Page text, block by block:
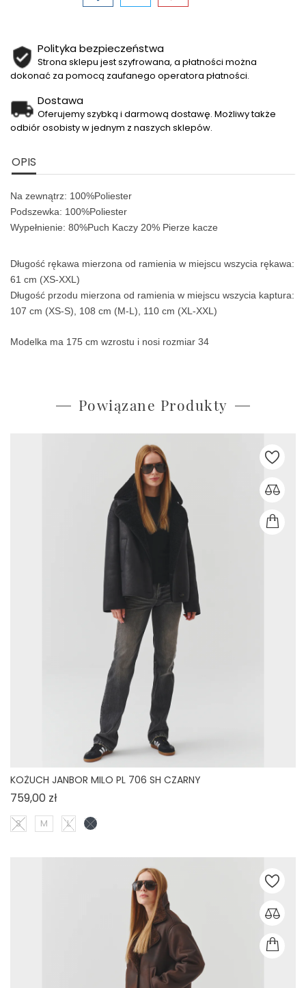
Polityka bezpieczeństwa
Strona sklepu jest szyfrowana, a płatności można
dokonać za pomocą zaufanego operatora płatności.
Dostawa
Oferujemy szybką i darmową dostawę. Możliwy także
odbiór osobisty w jednym z naszych sklepów.
OPIS
Na zewnątrz: 100%Poliester
Podszewka: 100%Poliester
Wypełnienie: 80%Puch Kaczy 20% Pierze kacze
Długość rękawa mierzona od ramienia w miejscu wszycia rękawa:
61 cm (XS-XXL)
Długość przodu mierzona od ramienia w miejscu wszycia kaptura:
107 cm (XS-S), 108 cm (M-L), 110 cm (XL-XXL)
Modelka ma 175 cm wzrostu i nosi rozmiar 34
Powiązane Produkty
KOŻUCH JANBOR MILO PL 706 SH CZARNY
759,00 złCena
S M L